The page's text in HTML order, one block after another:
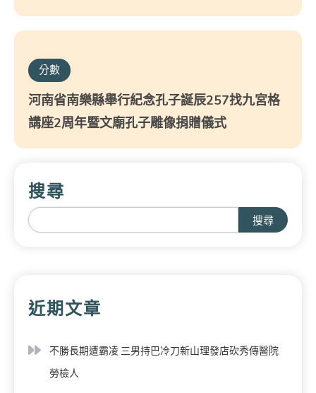
分數
河南省南樂縣舉行紀念孔子誕辰257找九宮格
講座2周年暨文廟孔子雕像捐贈儀式
搜尋
搜尋
近期文章
不勝長期遭霸凌 三男持巴冷刀新山理發店砍秀傳醫院
勞檢人